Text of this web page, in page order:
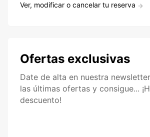
Ver, modificar o cancelar tu reserva
Ofertas exclusivas
Date de alta en nuestra
las últimas ofertas y consigue...
descuento!